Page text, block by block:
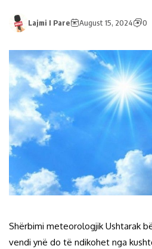
Lajmi I Pare August 15, 2024 0
Shërbimi meteorologjik Ushtarak
vendi ynë do të ndikohet nga